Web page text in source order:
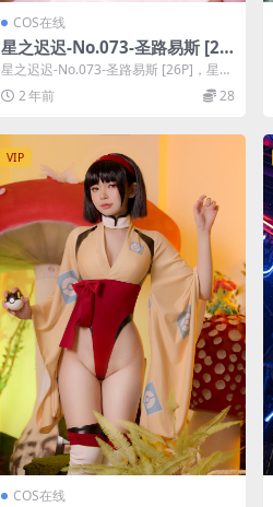
COS在线
星之迟迟-No.073-圣路易斯 [26
P]
星之迟迟-No.073-圣路易斯 [26P]，星之
迟迟在线作品导航：星之迟迟套图...
2 年前 28
VIP
COS在线